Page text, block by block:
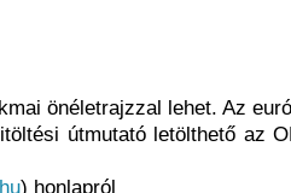
önéletrajzzal lehet. Az
útmutató letölthető az
) honlapról